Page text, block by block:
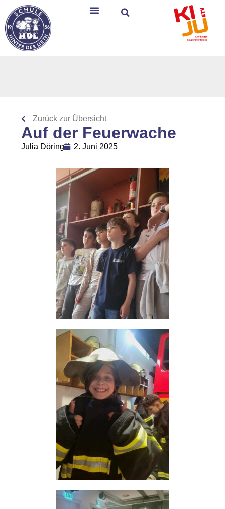
Zurück zur Übersicht
Auf der Feuerwache
Julia Döring 2. Juni 2025